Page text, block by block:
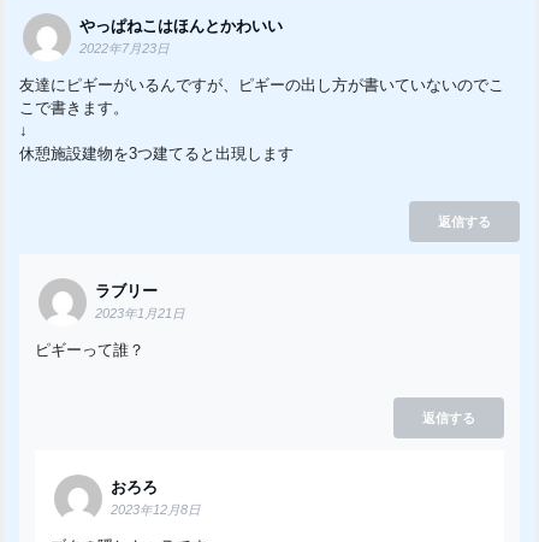
やっぱねこはほんとかわいい
2022年7月23日
友達にピギーがいるんですが、ピギーの出し方が書いていないのでこ
こで書きます。
↓
休憩施設建物を3つ建てると出現します
返信する
ラブリー
2023年1月21日
ピギーって誰？
返信する
おろろ
2023年12月8日